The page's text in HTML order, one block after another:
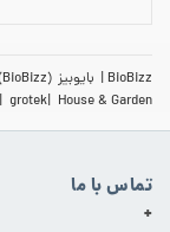
BioBizz بایوبیز (BioBizz)
grotek House & Garden
تماس با ما
+